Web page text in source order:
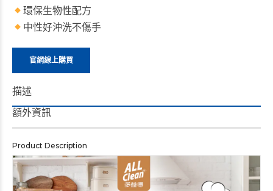
環保生物性配方
中性好沖洗不傷手
官網線上購買
描述
額外資訊
Product Description